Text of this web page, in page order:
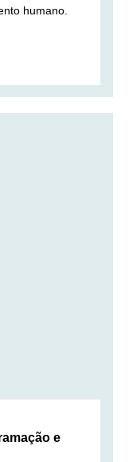
humano.
e